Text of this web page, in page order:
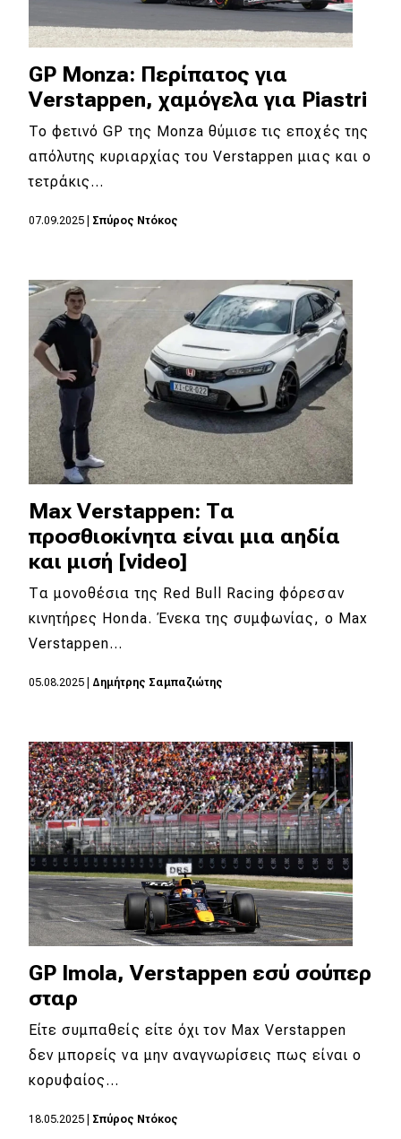
GP Monza: Περίπατος για
Verstappen, χαμόγελα για Piastri
To φετινό GP της Monza θύμισε τις εποχές της
απόλυτης κυριαρχίας του Verstappen μιας και ο
τετράκις…
07.09.2025 Σπύρος Ντόκος
Max Verstappen: Τα
προσθιοκίνητα είναι μια αηδία
και μισή [video]
Τα μονοθέσια της Red Bull Racing φόρεσαν
κινητήρες Honda. Ένεκα της συμφωνίας, ο Max
Verstappen…
05.08.2025 Δημήτρης Σαμπαζιώτης
GP Imola, Verstappen εσύ σούπερ
σταρ
Είτε συμπαθείς είτε όχι τον Max Verstappen
δεν μπορείς να μην αναγνωρίσεις πως είναι ο
κορυφαίος…
18.05.2025 Σπύρος Ντόκος